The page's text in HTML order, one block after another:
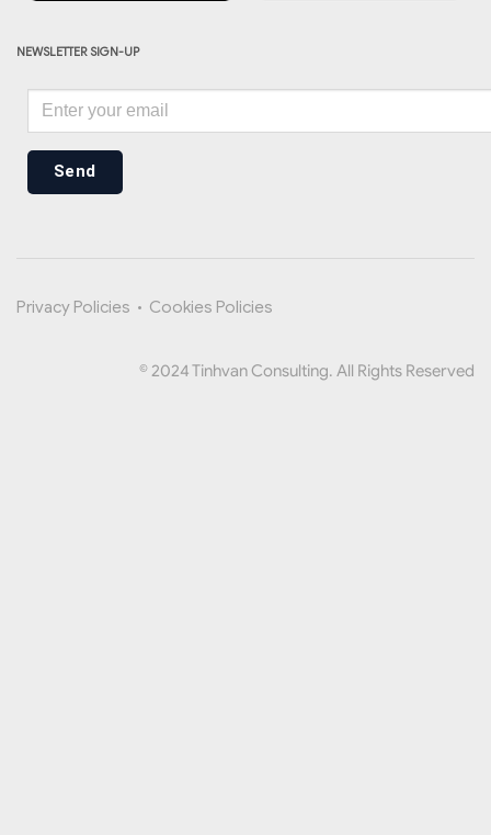
NEWSLETTER SIGN-UP
Send
Privacy Policies • Cookies Policies
© 2024 Tinhvan Consulting. All Rights Reserved